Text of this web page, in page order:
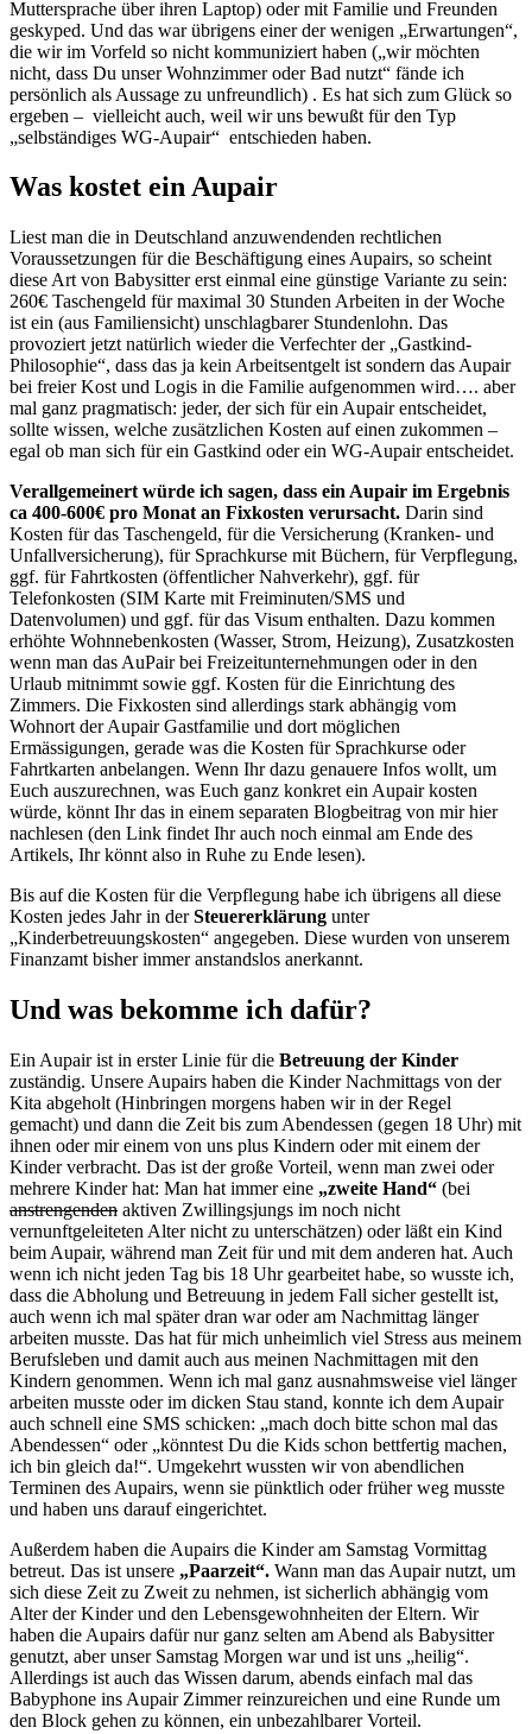
Muttersprache über ihren Laptop) oder mit Familie und Freunden
geskyped. Und das war übrigens einer der wenigen „Erwartungen“,
die wir im Vorfeld so nicht kommuniziert haben („wir möchten
nicht, dass Du unser Wohnzimmer oder Bad nutzt“ fände ich
persönlich als Aussage zu unfreundlich) . Es hat sich zum Glück so
ergeben – vielleicht auch, weil wir uns bewußt für den Typ
„selbständiges WG-Aupair“ entschieden haben.
Was kostet ein Aupair
Liest man die in Deutschland anzuwendenden rechtlichen
Voraussetzungen für die Beschäftigung eines Aupairs, so scheint
diese Art von Babysitter erst einmal eine günstige Variante zu sein:
260€ Taschengeld für maximal 30 Stunden Arbeiten in der Woche
ist ein (aus Familiensicht) unschlagbarer Stundenlohn. Das
provoziert jetzt natürlich wieder die Verfechter der „Gastkind-
Philosophie“, dass das ja kein Arbeitsentgelt ist sondern das Aupair
bei freier Kost und Logis in die Familie aufgenommen wird…. aber
mal ganz pragmatisch: jeder, der sich für ein Aupair entscheidet,
sollte wissen, welche zusätzlichen Kosten auf einen zukommen –
egal ob man sich für ein Gastkind oder ein WG-Aupair entscheidet.
Verallgemeinert würde ich sagen, dass ein Aupair im Ergebnis
ca 400-600€ pro Monat an Fixkosten verursacht. Darin sind
Kosten für das Taschengeld, für die Versicherung (Kranken- und
Unfallversicherung), für Sprachkurse mit Büchern, für Verpflegung,
ggf. für Fahrtkosten (öffentlicher Nahverkehr), ggf. für
Telefonkosten (SIM Karte mit Freiminuten/SMS und
Datenvolumen) und ggf. für das Visum enthalten. Dazu kommen
erhöhte Wohnnebenkosten (Wasser, Strom, Heizung), Zusatzkosten
wenn man das AuPair bei Freizeitunternehmungen oder in den
Urlaub mitnimmt sowie ggf. Kosten für die Einrichtung des
Zimmers. Die Fixkosten sind allerdings stark abhängig vom
Wohnort der Aupair Gastfamilie und dort möglichen
Ermässigungen, gerade was die Kosten für Sprachkurse oder
Fahrtkarten anbelangen. Wenn Ihr dazu genauere Infos wollt, um
Euch auszurechnen, was Euch ganz konkret ein Aupair kosten
würde, könnt Ihr das in einem separaten Blogbeitrag von mir hier
nachlesen (den Link findet Ihr auch noch einmal am Ende des
Artikels, Ihr könnt also in Ruhe zu Ende lesen).
Bis auf die Kosten für die Verpflegung habe ich übrigens all diese
Kosten jedes Jahr in derSteuererklärung unter
„Kinderbetreuungskosten“ angegeben. Diese wurden von unserem
Finanzamt bisher immer anstandslos anerkannt.
Und was bekomme ich dafür?
Ein Aupair ist in erster Linie für die Betreuung der Kinder
zuständig. Unsere Aupairs haben die Kinder Nachmittags von der
Kita abgeholt (Hinbringen morgens haben wir in der Regel
gemacht) und dann die Zeit bis zum Abendessen (gegen 18 Uhr) mit
ihnen oder mir einem von uns plus Kindern oder mit einem der
Kinder verbracht. Das ist der große Vorteil, wenn man zwei oder
mehrere Kinder hat: Man hat immer eine „zweite Hand“ (bei
anstrengenden aktiven Zwillingsjungs im noch nicht
vernunftgeleiteten Alter nicht zu unterschätzen) oder läßt ein Kind
beim Aupair, während man Zeit für und mit dem anderen hat. Auch
wenn ich nicht jeden Tag bis 18 Uhr gearbeitet habe, so wusste ich,
dass die Abholung und Betreuung in jedem Fall sicher gestellt ist,
auch wenn ich mal später dran war oder am Nachmittag länger
arbeiten musste. Das hat für mich unheimlich viel Stress aus meinem
Berufsleben und damit auch aus meinen Nachmittagen mit den
Kindern genommen. Wenn ich mal ganz ausnahmsweise viel länger
arbeiten musste oder im dicken Stau stand, konnte ich dem Aupair
auch schnell eine SMS schicken: „mach doch bitte schon mal das
Abendessen“ oder „könntest Du die Kids schon bettfertig machen,
ich bin gleich da!“. Umgekehrt wussten wir von abendlichen
Terminen des Aupairs, wenn sie pünktlich oder früher weg musste
und haben uns darauf eingerichtet.
Außerdem haben die Aupairs die Kinder am Samstag Vormittag
betreut. Das ist unsere „Paarzeit“. Wann man das Aupair nutzt, um
sich diese Zeit zu Zweit zu nehmen, ist sicherlich abhängig vom
Alter der Kinder und den Lebensgewohnheiten der Eltern. Wir
haben die Aupairs dafür nur ganz selten am Abend als Babysitter
genutzt, aber unser Samstag Morgen war und ist uns „heilig“.
Allerdings ist auch das Wissen darum, abends einfach mal das
Babyphone ins Aupair Zimmer reinzureichen und eine Runde um
den Block gehen zu können, ein unbezahlbarer Vorteil.